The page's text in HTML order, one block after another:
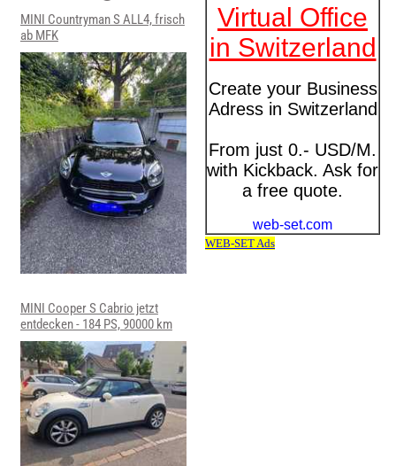
MINI Countryman S ALL4, frisch
ab MFK
MINI Cooper S Cabrio jetzt
entdecken - 184 PS, 90000 km